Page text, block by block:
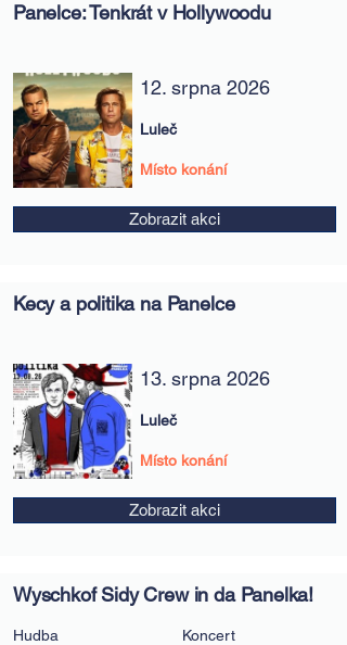
Panelce: Tenkrát v Hollywoodu
12. srpna 2026
Luleč
Místo konání
Zobrazit akci
Kecy a politika na Panelce
13. srpna 2026
Luleč
Místo konání
Zobrazit akci
Wyschkof Sidy Crew in da Panelka!
Hudba Koncert